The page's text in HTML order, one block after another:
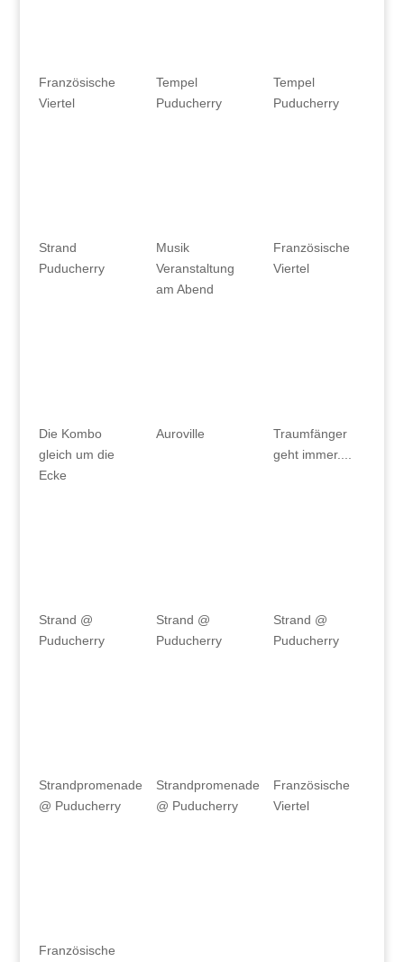
Französische
Viertel
Tempel
Puducherry
Tempel
Puducherry
Strand
Puducherry
Musik
Veranstaltung
am Abend
Französische
Viertel
Die Kombo
gleich um die
Ecke
Auroville
Traumfänger
geht immer....
Strand @
Puducherry
Strand @
Puducherry
Strand @
Puducherry
Strandpromenade
@ Puducherry
Strandpromenade
@ Puducherry
Französische
Viertel
Französische